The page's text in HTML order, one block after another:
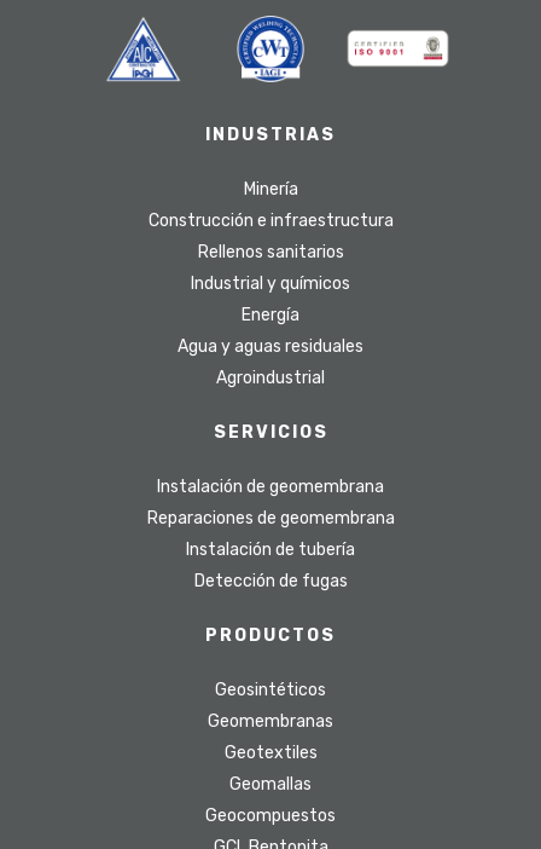
INDUSTRIAS
Minería
Construcción e infraestructura
Rellenos sanitarios
Industrial y químicos
Energía
Agua y aguas residuales
Agroindustrial
SERVICIOS
Instalación de geomembrana
Reparaciones de geomembrana
Instalación de tubería
Detección de fugas
PRODUCTOS
Geosintéticos
Geomembranas
Geotextiles
Geomallas
Geocompuestos